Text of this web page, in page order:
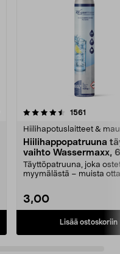
1561
Hiilihapotuslaitteet &
Hiilihappopatruuna
vaihto Wassermaxx,
Täyttöpatruuna, joka
myymälästä – muista
3,00
Lisää ostoskoriin
4.5viidestä